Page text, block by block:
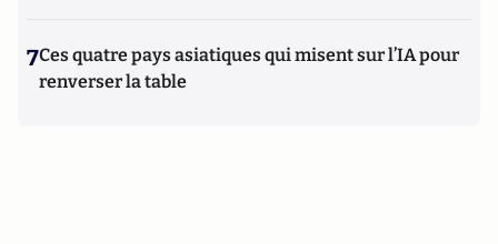
7Ces quatre pays asiatiques qui misent sur l’IA pour
renverser la table